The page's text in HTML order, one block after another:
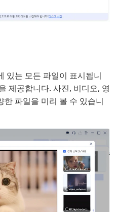
있는 모든 파일이 표시됩니
제공합니다. 사진, 비디오, 영
한 파일을 미리 볼 수 있습니